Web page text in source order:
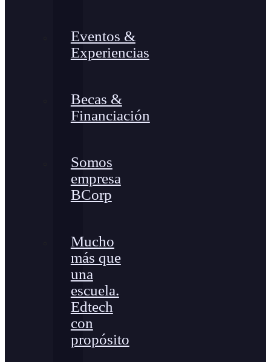
Eventos &
Experiencias
Becas &
Financiación
Somos
empresa
BCorp
Mucho
más que
una
escuela.
Edtech
con
propósito